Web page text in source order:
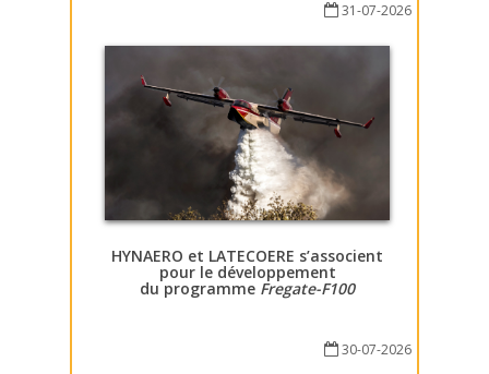
31-07-2026
HYNAERO et LATECOERE s’associent
pour le développement
du programme Fregate-F100
30-07-2026